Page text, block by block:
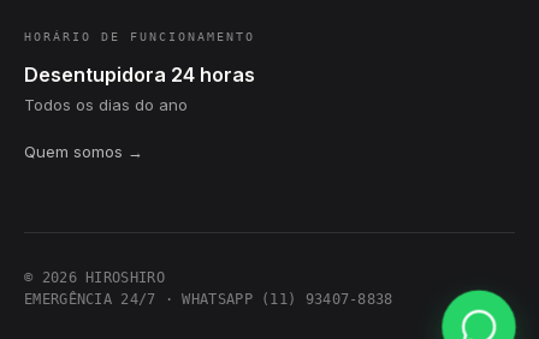
HORÁRIO DE FUNCIONAMENTO
Desentupidora 24 horas
Todos os dias do ano
Quem somos →
© 2026 HIROSHIRO
EMERGÊNCIA 24/7 · WHATSAPP (11) 93407-8838